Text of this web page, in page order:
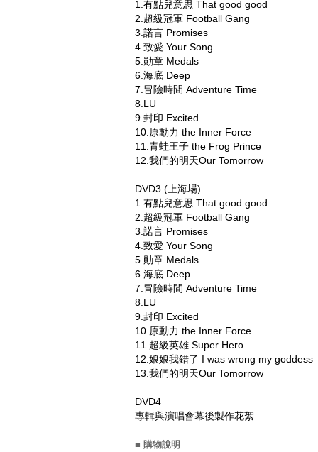
1.有點兒意思 That good good
2.超級冠軍 Football Gang
3.諾言 Promises
4.致愛 Your Song
5.勛章 Medals
6.海底 Deep
7.冒險時間 Adventure Time
8.LU
9.封印 Excited
10.原動力 the Inner Force
11.青蛙王子 the Frog Prince
12.我們的明天Our Tomorrow
DVD3 (上海場)
1.有點兒意思 That good good
2.超級冠軍 Football Gang
3.諾言 Promises
4.致愛 Your Song
5.勛章 Medals
6.海底 Deep
7.冒險時間 Adventure Time
8.LU
9.封印 Excited
10.原動力 the Inner Force
11.超級英雄 Super Hero
12.娘娘我錯了 I was wrong my goddess
13.我們的明天Our Tomorrow
DVD4
專輯與演唱會幕後製作花絮
■ 購物說明